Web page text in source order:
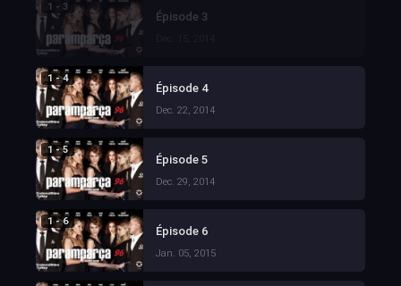
1 - 3
Épisode 3
1 - 4
Épisode 4
Dec. 22, 2014
1 - 5
Épisode 5
Dec. 29, 2014
1 - 6
Épisode 6
Jan. 05, 2015